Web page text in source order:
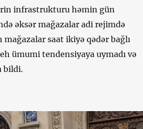
infrastrukturu həmin gün
əksər mağazalar adi rejimdə
saat ikiyə qədər bağlı
ümumi tendensiyaya uymadı və
bildi.